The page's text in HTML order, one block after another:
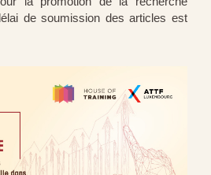
de soumission des articles est